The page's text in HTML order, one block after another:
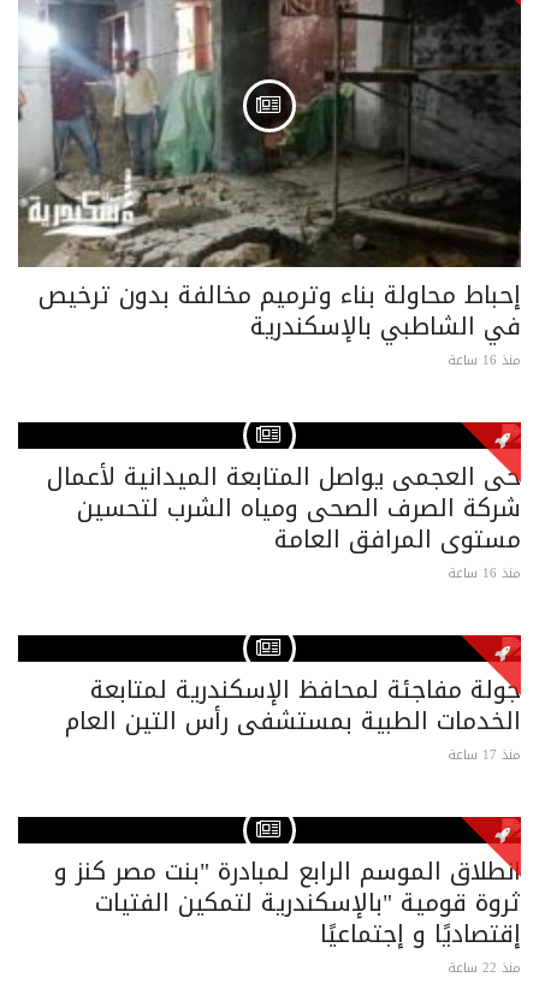
إحباط محاولة بناء وترميم مخالفة بدون ترخيص
في الشاطبي بالإسكندرية
منذ 16 ساعة
حى العجمى يواصل المتابعة الميدانية لأعمال
شركة الصرف الصحى ومياه الشرب لتحسين
مستوى المرافق العامة
منذ 16 ساعة
جولة مفاجئة لمحافظ الإسكندرية لمتابعة
الخدمات الطبية بمستشفى رأس التين العام
منذ 17 ساعة
انطلاق الموسم الرابع لمبادرة "بنت مصر كنز و
ثروة قومية "بالإسكندرية لتمكين الفتيات
إقتصاديًا و إجتماعيًا
منذ 22 ساعة